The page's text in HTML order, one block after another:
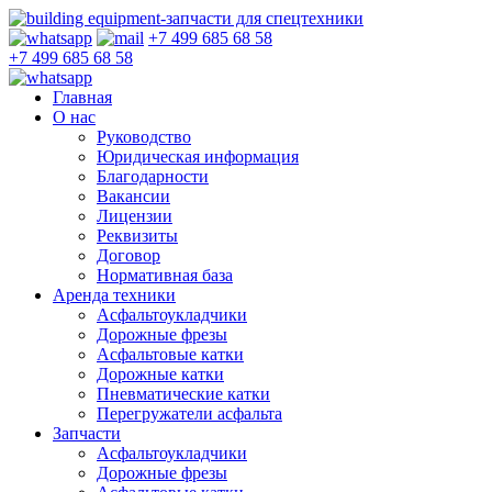
+7 499 685 68 58
+7 499 685 68 58
Главная
О нас
Руководство
Юридическая информация
Благодарности
Вакансии
Лицензии
Реквизиты
Договор
Нормативная база
Аренда техники
Асфальтоукладчики
Дорожные фрезы
Асфальтовые катки
Дорожные катки
Пневматические катки
Перегружатели асфальта
Запчасти
Асфальтоукладчики
Дорожные фрезы